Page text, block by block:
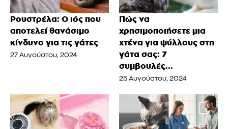
Ρουστρέλα: Ο ιός που
αποτελεί θανάσιμο
κίνδυνο για τις γάτες
27 Αυγούστου, 2024
Πώς να
χρησιμοποιήσετε μια
χτένα για ψύλλους στη
γάτα σας: 7
συμβουλές...
25 Αυγούστου, 2024